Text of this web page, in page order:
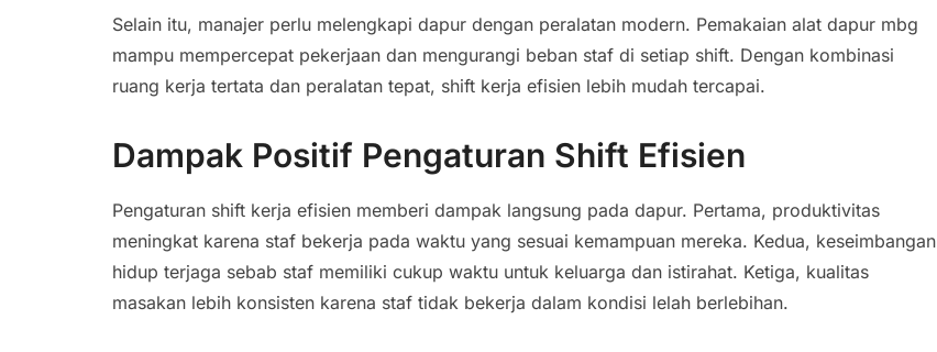
Selain itu, manajer perlu melengkapi dapur dengan peralatan modern. Pemakaian alat dapur mbg
mampu mempercepat pekerjaan dan mengurangi beban staf di setiap shift. Dengan kombinasi
ruang kerja tertata dan peralatan tepat, shift kerja efisien lebih mudah tercapai.
Dampak Positif Pengaturan Shift Efisien
Pengaturan shift kerja efisien memberi dampak langsung pada dapur. Pertama, produktivitas
meningkat karena staf bekerja pada waktu yang sesuai kemampuan mereka. Kedua, keseimbangan
hidup terjaga sebab staf memiliki cukup waktu untuk keluarga dan istirahat. Ketiga, kualitas
masakan lebih konsisten karena staf tidak bekerja dalam kondisi lelah berlebihan.